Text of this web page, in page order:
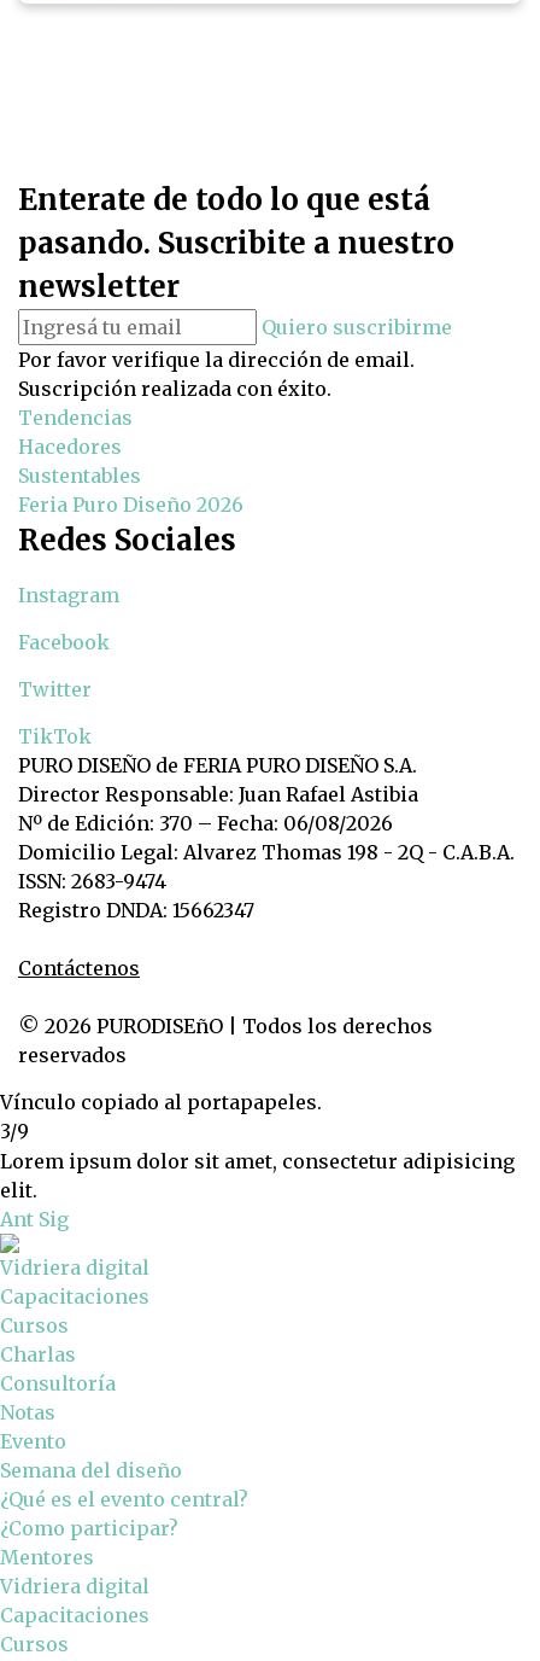
Enterate de todo lo que está
pasando. Suscribite a nuestro
newsletter
Quiero suscribirme
Por favor verifique la dirección de email.
Suscripción realizada con éxito.
Tendencias
Hacedores
Sustentables
Feria Puro Diseño 2026
Redes Sociales
Instagram
Facebook
Twitter
TikTok
PURO DISEÑO de FERIA PURO DISEÑO S.A.
Director Responsable: Juan Rafael Astibia
Nº de Edición: 370 – Fecha: 06/08/2026
Domicilio Legal: Alvarez Thomas 198 - 2Q - C.A.B.A.
ISSN: 2683-9474
Registro DNDA: 15662347
Contáctenos
© 2026 PURODISEñO | Todos los derechos
reservados
Vínculo copiado al portapapeles.
3/9
Lorem ipsum dolor sit amet, consectetur adipisicing
elit.
Ant Sig
Vidriera digital
Capacitaciones
Cursos
Charlas
Consultoría
Notas
Evento
Semana del diseño
¿Qué es el evento central?
¿Como participar?
Mentores
Vidriera digital
Capacitaciones
Cursos